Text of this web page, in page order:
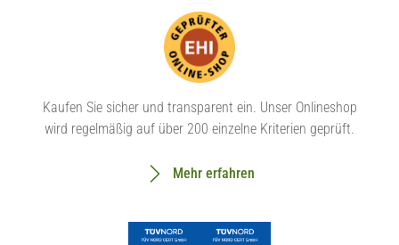
Kaufen Sie sicher und transparent ein. Unser Onlineshop
wird regelmäßig auf über 200 einzelne Kriterien geprüft.
Mehr erfahren